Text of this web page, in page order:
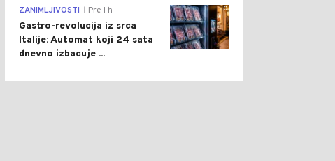
0
ZANIMLJIVOSTI Pre 1 h
Gastro-revolucija iz srca
Italije: Automat koji 24 sata
dnevno izbacuje ...